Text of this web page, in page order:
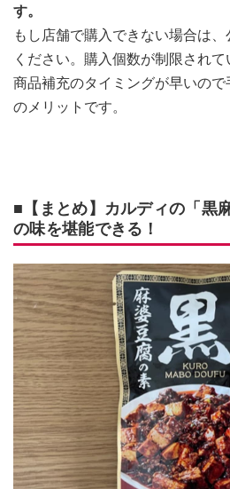
す。
もし店舗で購入できない場合は
ください。購入個数が制限されて
商品補充のタイミングが早いの
のメリットです。
■【まとめ】カルディの「黒
の味を堪能できる！